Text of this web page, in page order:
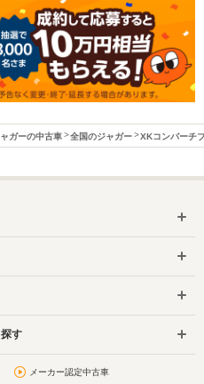
ガーの中古車 全国のジャガー XKコンバーチ
す
メーカー認定中古車